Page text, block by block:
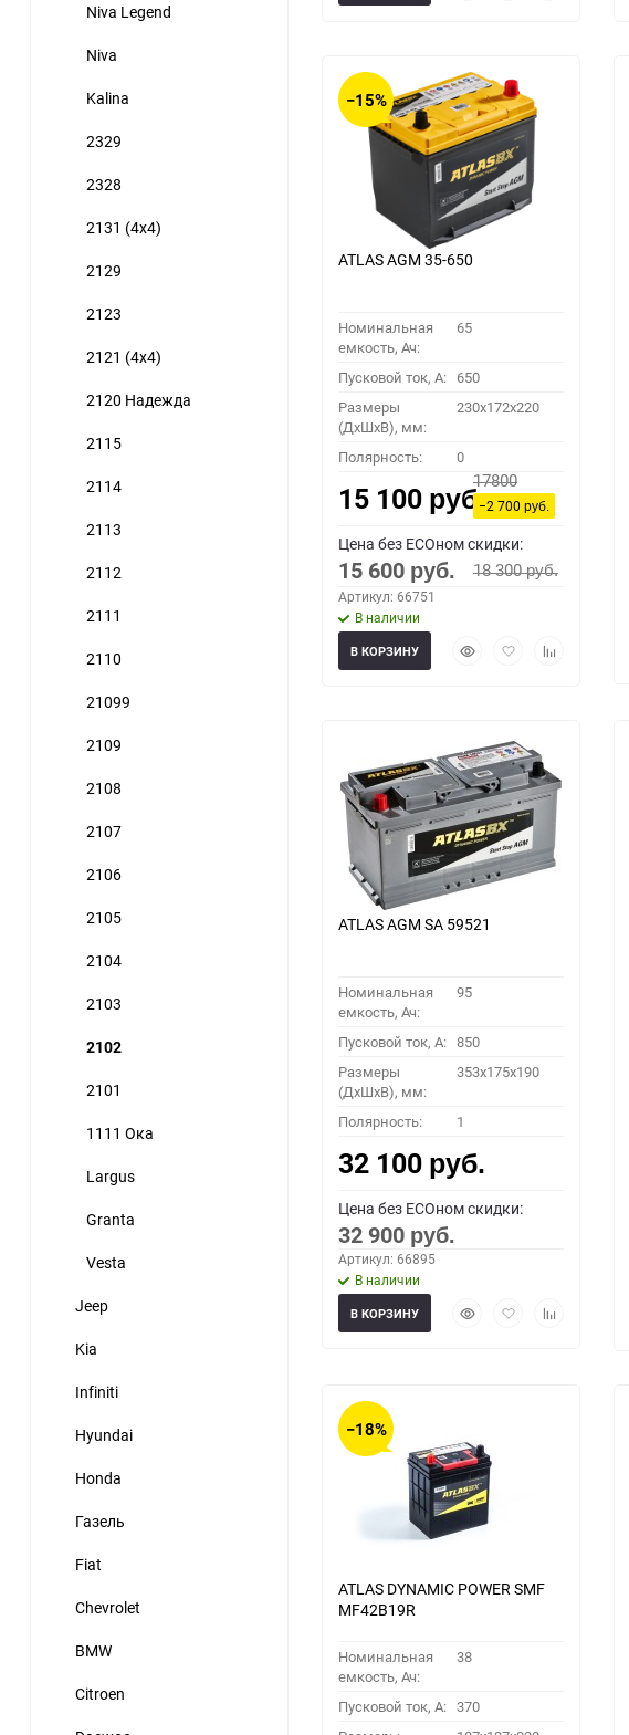
Niva Legend
Niva
Kalina
2329
2328
2131 (4x4)
2129
2123
2121 (4x4)
2120 Надежда
2115
2114
2113
2112
2111
2110
21099
2109
2108
2107
2106
2105
2104
2103
2102
2101
1111 Ока
Largus
Granta
Vesta
Jeep
Kia
Infiniti
Hyundai
Honda
Газель
Fiat
Chevrolet
BMW
Citroen
−15%
ATLAS AGM 35-650
Номинальная
емкость, Ач:
65
Пусковой ток, A: 650
Размеры
(ДхШхВ), мм:
230x172x220
Полярность: 0
15 100 руб.
17800
−2 700руб.
Цена без ECOном скидки:
15 600 руб. 18 300руб.
Артикул: 66751
В наличии
БыстрыйДобавитьДобавить
В КОРЗИНУ
ATLAS AGM SA 59521
Номинальная
емкость, Ач:
95
Пусковой ток, A: 850
Размеры
(ДхШхВ), мм:
353x175x190
Полярность: 1
32 100 руб.
Цена без ECOном скидки:
32 900 руб.
Артикул: 66895
В наличии
БыстрыйДобавитьДобавить
В КОРЗИНУ
−18%
ATLAS DYNAMIC POWER SMF
MF42B19R
Номинальная
емкость, Ач:
38
Пусковой ток, A: 370